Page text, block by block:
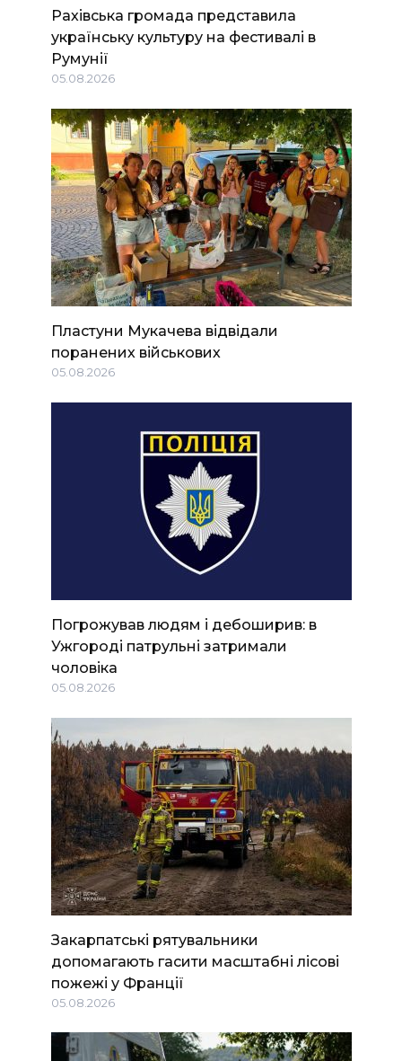
Рахівська громада представила
українську культуру на фестивалі в
Румунії
05.08.2026
Пластуни Мукачева відвідали
поранених військових
05.08.2026
Погрожував людям і дебоширив: в
Ужгороді патрульні затримали
чоловіка
05.08.2026
Закарпатські рятувальники
допомагають гасити масштабні лісові
пожежі у Франції
05.08.2026